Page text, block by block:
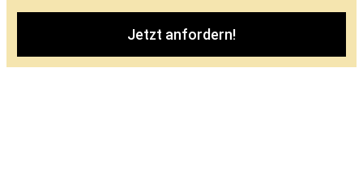
Jetzt anfordern!